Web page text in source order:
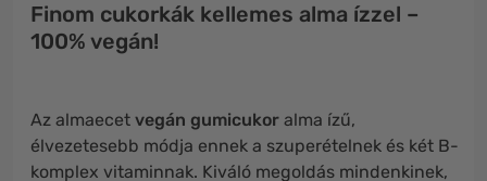
Finom cukorkák kellemes alma ízzel –
100% vegán!
Az almaecet vegán gumicukor alma ízű,
élvezetesebb módja ennek a szuperételnek és két B-
komplex vitaminnak. Kiváló megoldás mindenkinek,